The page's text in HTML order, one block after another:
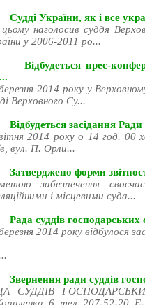
Судді України, як і все
наголосив суддя
у 2006-2011 ро...
Відбудеться прес-
2014 року у
Верховного Су...
Відбудеться засідання
2014 року о 14 год. 00
вул. П. Орли...
Затверджено форми
забезпечення
і місцевими суда...
Рада суддів господарських
2014 року відбулося
Звернення ради суддів
СУДДІВ